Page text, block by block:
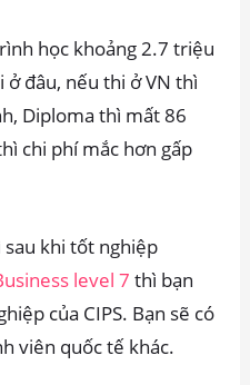
học khoảng 2.7 triệu
đâu, nếu thi ở VN thì
Diploma thì mất 86
chi phí mắc hơn gấp
khi tốt nghiệp
level 7 thì bạn
của CIPS. Bạn sẽ có
viên quốc tế khác.